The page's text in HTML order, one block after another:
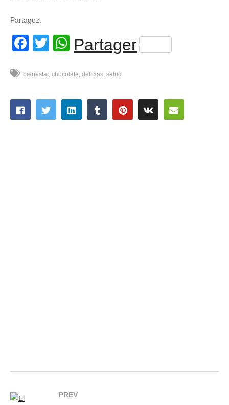
Partagez:
Facebook
Twitter
WhatsApp
Partager
bienestar chocolate delicias salud
PREV